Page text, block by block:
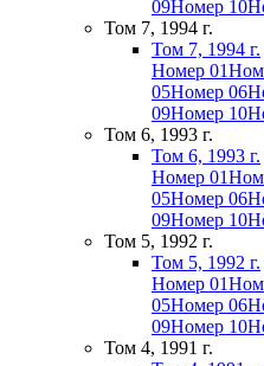
09Номер 10
Том 7, 1994 г.
Том 7, 1994 г.
Номер 01
05Номер 06
09Номер 10
Том 6, 1993 г.
Том 6, 1993 г.
Номер 01
05Номер 06
09Номер 10
Том 5, 1992 г.
Том 5, 1992 г.
Номер 01
05Номер 06
09Номер 10
Том 4, 1991 г.